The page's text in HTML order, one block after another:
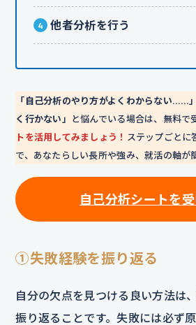
他者分析を行う
「自己分析のやり方がよくわからない……
く行かない」
と悩んでいる場合は、無料で
トを活用してみましょう！ ステップごとに
で、あなたらしい長所や強み、就活の軸が
自己分析シートを
①失敗経験を振り返る
自分の欠点を見つける良い方法は
振り返ることです。失敗には必ず